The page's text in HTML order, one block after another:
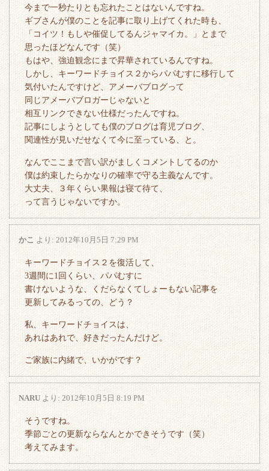
今まで一秒たりとも忘れたことはないんですね。
ギブさんが僕のことを記事に取り上げてくれた時も、
「コイツ！もしや催促してるんジャマイカ。」とまで
思ったほどなんです（笑）
もはや、強迫観念にまで昇華されているんですね。
しかし、キーワードチョイス２からパパむすに移行して
気付いたんですけど、アメーバブログって
同じアメーバブロガーじゃないと
相互リンクできない仕様だったんですね。
記事にしようとしても僕のブログは育児ブログ、
関連性が見いだせなくて今に至っている、と。
なんでここまで言い訳がましくコメントしてるのか
僕は約束したらかなりの確率で守る主義なんです。
大丈夫、３年くらい果報は寝て待て、
って言うじゃないですか。
かこ より: 2012年10月5日 7:29 PM
キーワードチョイス２を復活して、
3週間に1回くらい、パパむすに
書けないような、くだらなくてしょーもない記事を
更新してみるっての、どう？
私、キーワードチョイスは、
あれはあれで、好きだったんだけど。
ご家族に内緒で、いかがです？
NARU より: 2012年10月5日 8:19 PM
そうですね。
季節ごとの更新ならなんとかできそうです（笑）
考えてみます。